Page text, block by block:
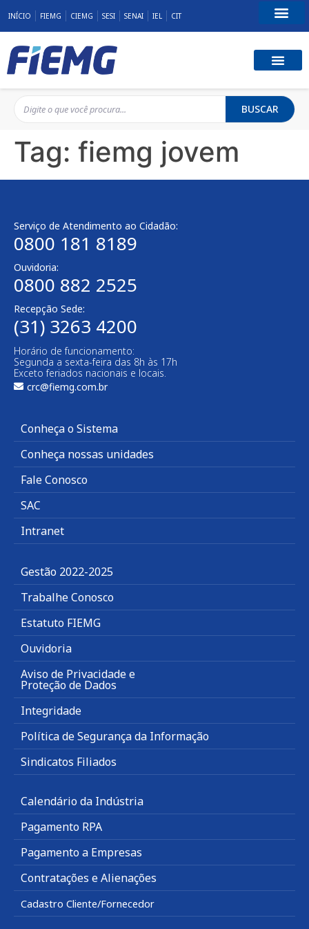
INÍCIO FIEMG CIEMG SESI SENAI IEL CIT
BUSCAR
Tag: fiemg jovem
Serviço de Atendimento ao Cidadão:
0800 181 8189
Ouvidoria:
0800 882 2525
Recepção Sede:
(31) 3263 4200
Horário de funcionamento:
Segunda a sexta-feira das 8h às 17h
Exceto feriados nacionais e locais.
crc@fiemg.com.br
Conheça o Sistema
Conheça nossas unidades
Fale Conosco
SAC
Intranet
Gestão 2022-2025
Trabalhe Conosco
Estatuto FIEMG
Ouvidoria
Aviso de Privacidade e
Proteção de Dados
Integridade
Política de Segurança da Informação
Sindicatos Filiados
Calendário da Indústria
Pagamento RPA
Pagamento a Empresas
Contratações e Alienações
Cadastro Cliente/Fornecedor